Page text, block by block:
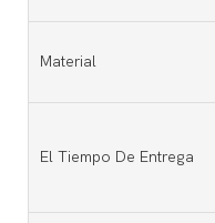
Material
El Tiempo De Entrega